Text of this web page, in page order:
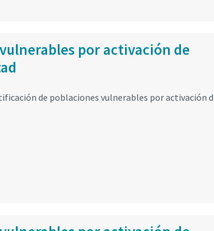
por activación de
de poblaciones vulnerables por activación